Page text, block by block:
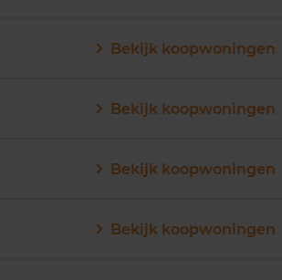
Bekijk koopwoningen
Bekijk koopwoningen
Bekijk koopwoningen
Bekijk koopwoningen